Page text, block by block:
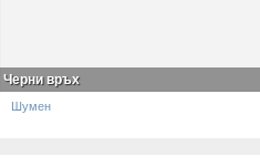
Черни връх
Шумен